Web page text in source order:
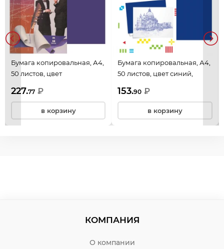
Бумага копировальная, А4,
50 листов, цвет
С5/50ф
227.77 ₽
в корзину
Бумага копировальная, А4,
50 листов, цвет синий,
153.90 ₽
в корзину
КОМПАНИЯ
О компании